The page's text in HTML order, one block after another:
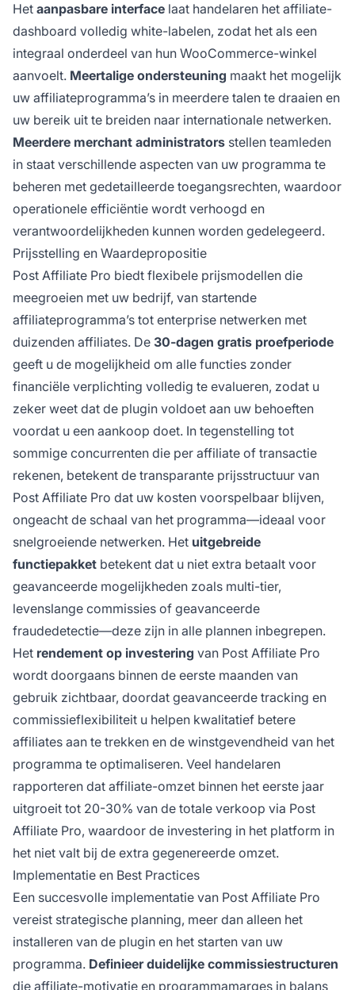
Het aanpasbare interface laat handelaren het affiliate-
dashboard volledig white-labelen, zodat het als een
integraal onderdeel van hun WooCommerce-winkel
aanvoelt. Meertalige ondersteuning maakt het mogelijk
uw affiliateprogramma’s in meerdere talen te draaien en
uw bereik uit te breiden naar internationale netwerken.
Meerdere merchant administrators stellen teamleden
in staat verschillende aspecten van uw programma te
beheren met gedetailleerde toegangsrechten, waardoor
operationele efficiëntie wordt verhoogd en
verantwoordelijkheden kunnen worden gedelegeerd.
Prijsstelling en Waardepropositie
Post Affiliate Pro biedt flexibele prijsmodellen die
meegroeien met uw bedrijf, van startende
affiliateprogramma’s tot enterprise netwerken met
duizenden affiliates. De 30-dagen gratis proefperiode
geeft u de mogelijkheid om alle functies zonder
financiële verplichting volledig te evalueren, zodat u
zeker weet dat de plugin voldoet aan uw behoeften
voordat u een aankoop doet. In tegenstelling tot
sommige concurrenten die per affiliate of transactie
rekenen, betekent de transparante prijsstructuur van
Post Affiliate Pro dat uw kosten voorspelbaar blijven,
ongeacht de schaal van het programma—ideaal voor
snelgroeiende netwerken. Het uitgebreide
functiepakket betekent dat u niet extra betaalt voor
geavanceerde mogelijkheden zoals multi-tier,
levenslange commissies of geavanceerde
fraudedetectie—deze zijn in alle plannen inbegrepen.
Het rendement op investering van Post Affiliate Pro
wordt doorgaans binnen de eerste maanden van
gebruik zichtbaar, doordat geavanceerde tracking en
commissieflexibiliteit u helpen kwalitatief betere
affiliates aan te trekken en de winstgevendheid van het
programma te optimaliseren. Veel handelaren
rapporteren dat affiliate-omzet binnen het eerste jaar
uitgroeit tot 20-30% van de totale verkoop via Post
Affiliate Pro, waardoor de investering in het platform in
het niet valt bij de extra gegenereerde omzet.
Implementatie en Best Practices
Een succesvolle implementatie van Post Affiliate Pro
vereist strategische planning, meer dan alleen het
installeren van de plugin en het starten van uw
programma. Definieer duidelijke commissiestructuren
die affiliate-motivatie en programmamarges in balans